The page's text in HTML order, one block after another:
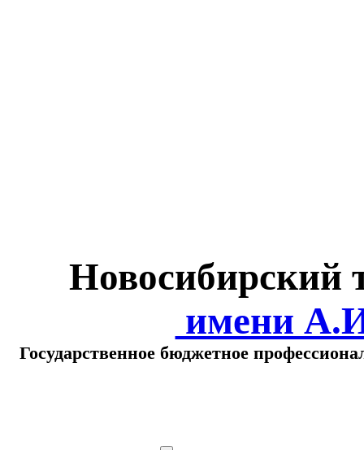
Новосибирский
имени
Государственное бюджетное